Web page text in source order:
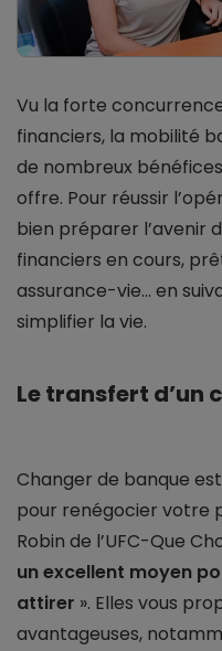
Vu la forte
financiers, la mobilité
de nombreux
offre. Pour réussir
bien préparer l’avenir
financiers en cours,
assurance-vie… en
simplifier la vie.
Le transfert
Changer de banque
pour renégocier votre
Robin de l’UFC-Que
un excellent moyen
attirer ». Elles vous
avantageuses,